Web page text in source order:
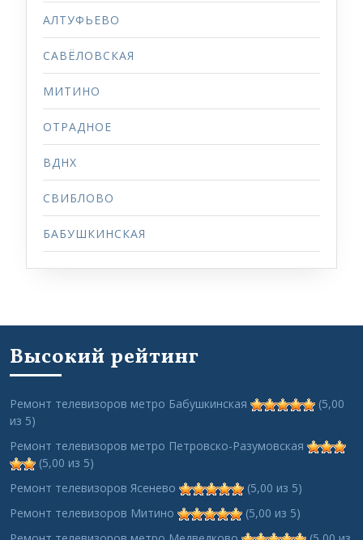
АЛТУФЬЕВО
САВЁЛОВСКАЯ
МИТИНО
ОТРАДНОЕ
ВДНХ
СВИБЛОВО
БАБУШКИНСКАЯ
Высокий рейтинг
Ремонт телевизоров метро Бабушкинская
(5,00
из 5)
Ремонт телевизоров метро Петровско-Разумовская
(5,00 из 5)
Ремонт телевизоров Ясенево
(5,00 из 5)
Ремонт телевизоров Митино
(5,00 из 5)